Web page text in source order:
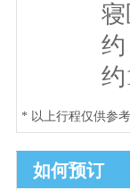
* 以上行程仅供参
如何预订